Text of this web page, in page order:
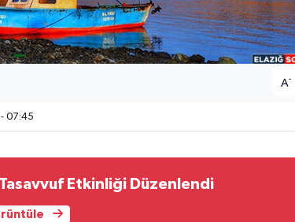
A-
07:45
Etkinliği Düzenlendi